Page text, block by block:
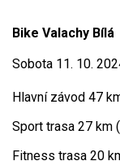
Bike Valachy Bílá
Sobota 11. 10.
Hlavní závod 47
Sport trasa 27 km
Fitness trasa 20